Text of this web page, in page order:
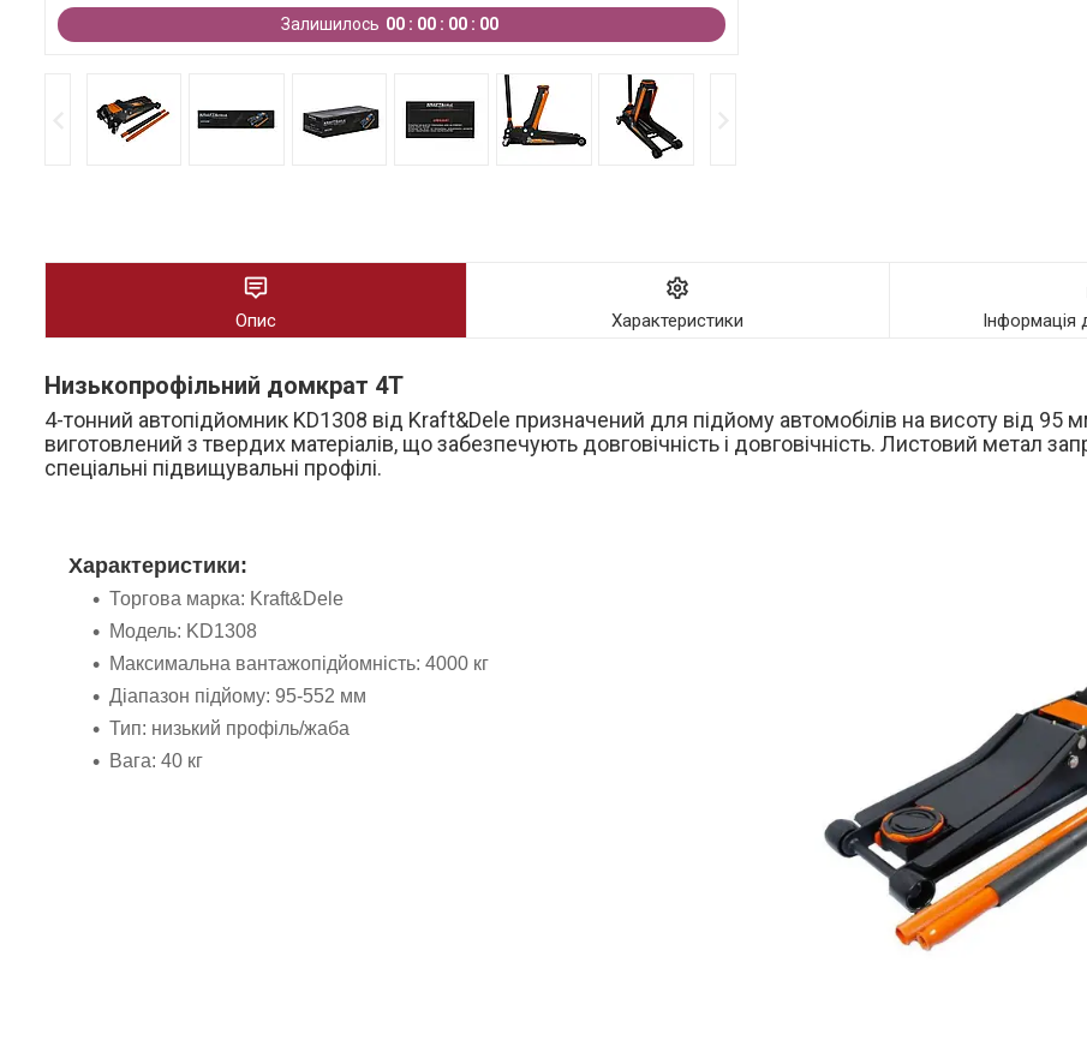
Залишилось 00 00 00 00
Опис Характеристики Інформація
Низькопрофільний домкрат 4Т
4-тонний автопідйомник KD1308 від Kraft&Dele призначений для підйому автомобілів на висоту від 95
виготовлений з твердих матеріалів, що забезпечують довговічність і довговічність. Листовий метал
спеціальні підвищувальні профілі.
Характеристики:
Торгова марка: Kraft&Dele
Модель: KD1308
Максимальна вантажопідйомність: 4000 кг
Діапазон підйому: 95-552 мм
Тип: низький профіль/жаба
Вага: 40 кг